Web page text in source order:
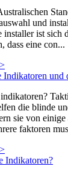
und
installer ist sich
dass eine con...
Indikatoren und
die blinde
sie von
faktoren
Indikatoren?